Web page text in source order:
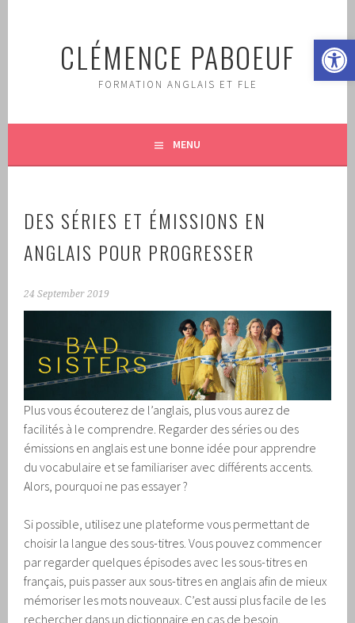
CLÉMENCE PABOEUF
FORMATION ANGLAIS ET FLE
MENU
DES SÉRIES ET ÉMISSIONS EN
ANGLAIS POUR PROGRESSER
24 September 2019
Plus vous écouterez de l’anglais, plus vous aurez de
facilités à le comprendre. Regarder des séries ou des
émissions en anglais est une bonne idée pour apprendre
du vocabulaire et se familiariser avec différents accents.
Alors, pourquoi ne pas essayer ?
Si possible, utilisez une plateforme vous permettant de
choisir la langue des sous-titres. Vous pouvez commencer
par regarder quelques épisodes avec les sous-titres en
français, puis passer aux sous-titres en anglais afin de mieux
mémoriser les mots nouveaux. C’est aussi plus facile de les
rechercher dans un dictionnaire en cas de besoin.